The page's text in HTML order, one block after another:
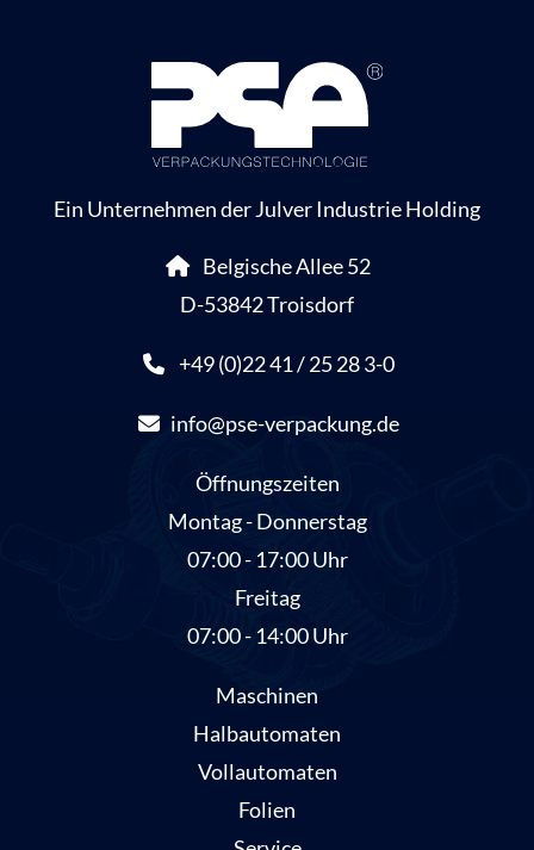
Ein Unternehmen der Julver Industrie Holding
Belgische Allee 52
D-53842 Troisdorf
+49 (0)22 41 / 25 28 3-0
info@pse-verpackung.de
Öffnungszeiten
Montag - Donnerstag
07:00 - 17:00 Uhr
Freitag
07:00 - 14:00 Uhr
Maschinen
Halbautomaten
Vollautomaten
Folien